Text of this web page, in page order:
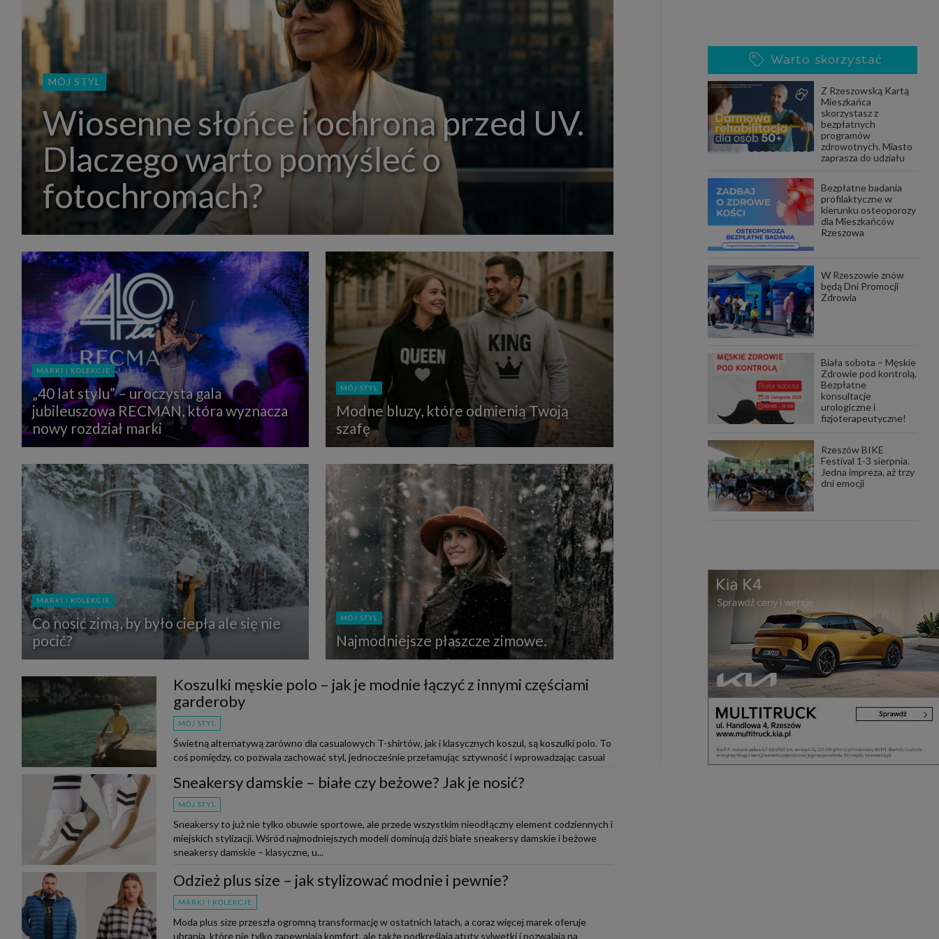
MÓJ STYL
Wiosenne słońce i ochrona przed UV.
Dlaczego warto pomyśleć o
fotochromach?
MARKI I KOLEKCJE
„40 lat stylu” – uroczysta gala
jubileuszowa RECMAN, która wyznacza
nowy rozdział marki
MÓJ STYL
Modne bluzy, które odmienią Twoją
szafę
MARKI I KOLEKCJE
Co nosić zimą, by było ciepła ale się nie
pocić?
MÓJ STYL
Najmodniejsze płaszcze zimowe.
Koszulki męskie polo – jak je modnie łączyć z innymi częściami
garderoby
MÓJ STYL
Świetną alternatywą zarówno dla casualowych T-shirtów, jak i klasycznych koszul, są koszulki polo. To
coś pomiędzy, co pozwala zachować styl, jednocześnie przełamując sztywność i wprowadzając casual
Sneakersy damskie – białe czy beżowe? Jak je nosić?
MÓJ STYL
Sneakersy to już nie tylko obuwie sportowe, ale przede wszystkim nieodłączny element codziennych i
miejskich stylizacji. Wśród najmodniejszych modeli dominują dziś białe sneakersy damskie i beżowe
sneakersy damskie – klasyczne, u...
Odzież plus size – jak stylizować modnie i pewnie?
MARKI I KOLEKCJE
Moda plus size przeszła ogromną transformację w ostatnich latach, a coraz więcej marek oferuje
ubrania, które nie tylko zapewniają komfort, ale także podkreślają atuty sylwetki i pozwalają na
Warto skorzystać
Z Rzeszowską Kartą
Mieszkańca
skorzystasz z
bezpłatnych
programów
zdrowotnych. Miasto
zaprasza do udziału
Bezpłatne badania
profilaktyczne w
kierunku osteoporozy
dla Mieszkańców
Rzeszowa
W Rzeszowie znów
będą Dni Promocji
Zdrowia
Biała sobota – Męskie
Zdrowie pod kontrolą.
Bezpłatne
konsultacje
urologiczne i
fizjoterapeutyczne!
Rzeszów BIKE
Festival 1-3 sierpnia.
Jedna impreza, aż trzy
dni emocji